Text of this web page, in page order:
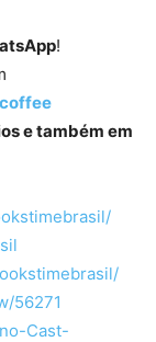
!
e também em
56271
Cast-